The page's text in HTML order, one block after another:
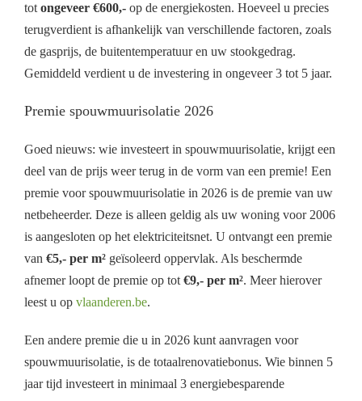
tot ongeveer €600,- op de energiekosten. Hoeveel u precies
terugverdient is afhankelijk van verschillende factoren, zoals
de gasprijs, de buitentemperatuur en uw stookgedrag.
Gemiddeld verdient u de investering in ongeveer 3 tot 5 jaar.
Premie spouwmuurisolatie 2026
Goed nieuws: wie investeert in spouwmuurisolatie, krijgt een
deel van de prijs weer terug in de vorm van een premie! Een
premie voor spouwmuurisolatie in 2026 is de premie van uw
netbeheerder. Deze is alleen geldig als uw woning voor 2006
is aangesloten op het elektriciteitsnet. U ontvangt een premie
van €5,- per m² geïsoleerd oppervlak. Als beschermde
afnemer loopt de premie op tot €9,- per m². Meer hierover
leest u op vlaanderen.be.
Een andere premie die u in 2026 kunt aanvragen voor
spouwmuurisolatie, is de totaalrenovatiebonus. Wie binnen 5
jaar tijd investeert in minimaal 3 energiebesparende